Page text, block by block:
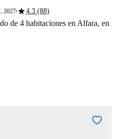
2027■star4.3 (88)
de 4 habitaciones en Alfara, en